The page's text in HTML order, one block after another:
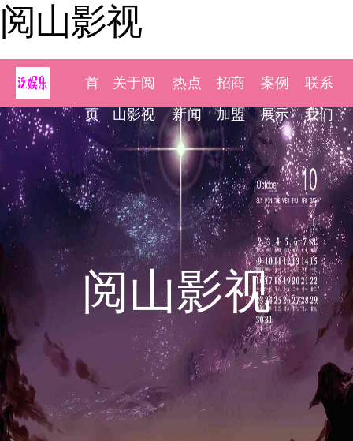
阅山影视
首
页
关于阅
山影视
热点
新闻
招商
加盟
案例
展示
联系
我们
阅山影视